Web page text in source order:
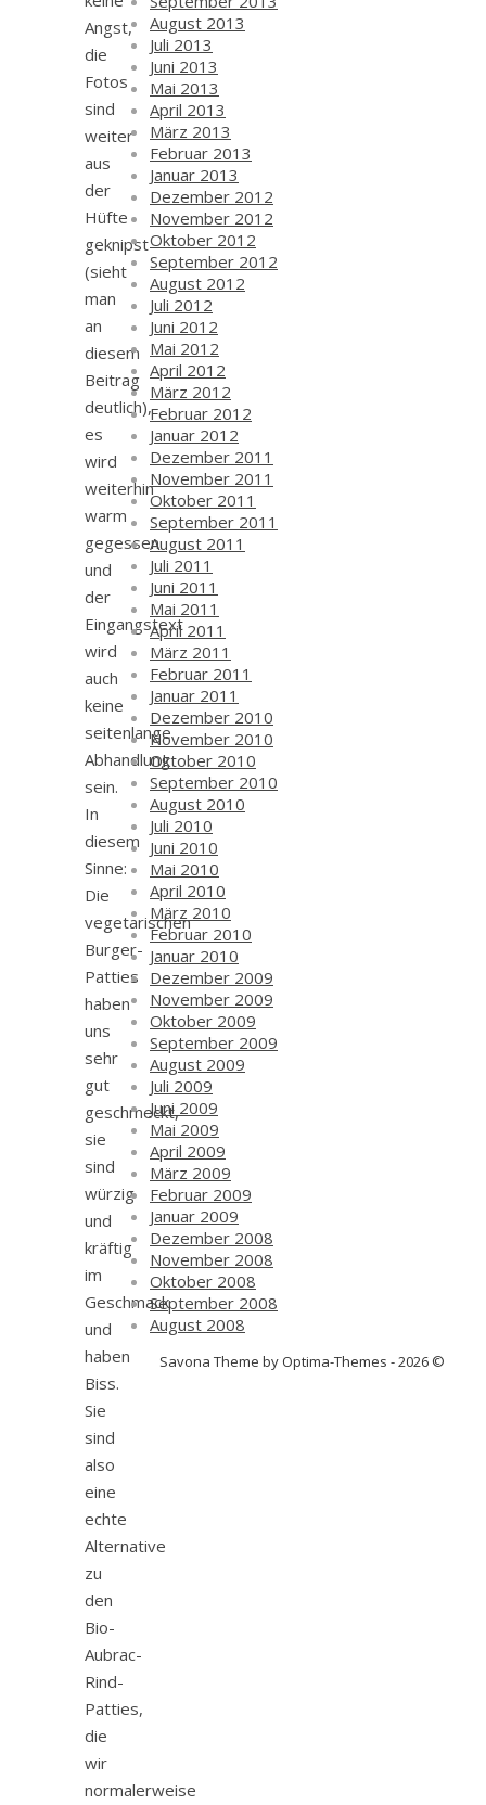
Angst,
die
Fotos
sind
weiter
aus
der
Hüfte
geknipst
(sieht
man
an
diesem
Beitrag
deutlich),
es
wird
weiterhin
warm
gegessen
und
der
Eingangstext
wird
auch
keine
seitenlange
Abhandlung
sein.
In
diesem
Sinne:
Die
vegetarischen
Burger-
Patties
haben
uns
sehr
gut
geschmeckt,
sie
sind
würzig
und
kräftig
im
Geschmack
und
haben
Biss.
Sie
sind
also
eine
echte
Alternative
zu
den
Bio-
Aubrac-
Rind-
Patties,
die
wir
normalerweise
August 2013
Juli 2013
Juni 2013
Mai 2013
April 2013
März 2013
Februar 2013
Januar 2013
Dezember 2012
November 2012
Oktober 2012
September 2012
August 2012
Juli 2012
Juni 2012
Mai 2012
April 2012
März 2012
Februar 2012
Januar 2012
Dezember 2011
November 2011
Oktober 2011
September 2011
August 2011
Juli 2011
Juni 2011
Mai 2011
April 2011
März 2011
Februar 2011
Januar 2011
Dezember 2010
November 2010
Oktober 2010
September 2010
August 2010
Juli 2010
Juni 2010
Mai 2010
April 2010
März 2010
Februar 2010
Januar 2010
Dezember 2009
November 2009
Oktober 2009
September 2009
August 2009
Juli 2009
Juni 2009
Mai 2009
April 2009
März 2009
Februar 2009
Januar 2009
Dezember 2008
November 2008
Oktober 2008
September 2008
August 2008
Savona Theme by Optima-Themes - 2026 ©